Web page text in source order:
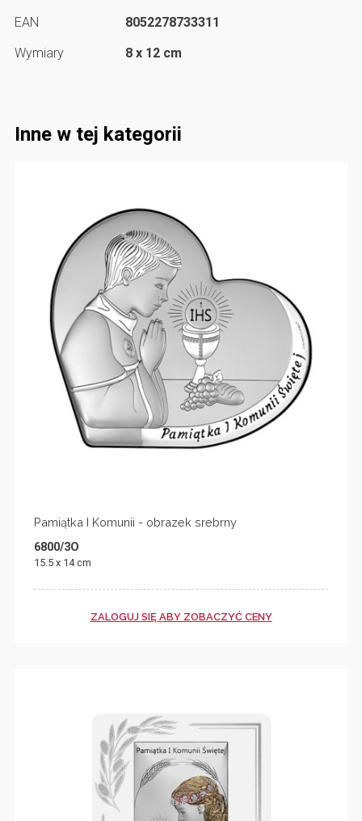
EAN
8052278733311
Wymiary
8 x 12 cm
Inne w tej kategorii
Pamiątka I Komunii - obrazek srebrny
6800/3O
15.5 x 14 cm
ZALOGUJ SIĘ ABY ZOBACZYĆ CENY